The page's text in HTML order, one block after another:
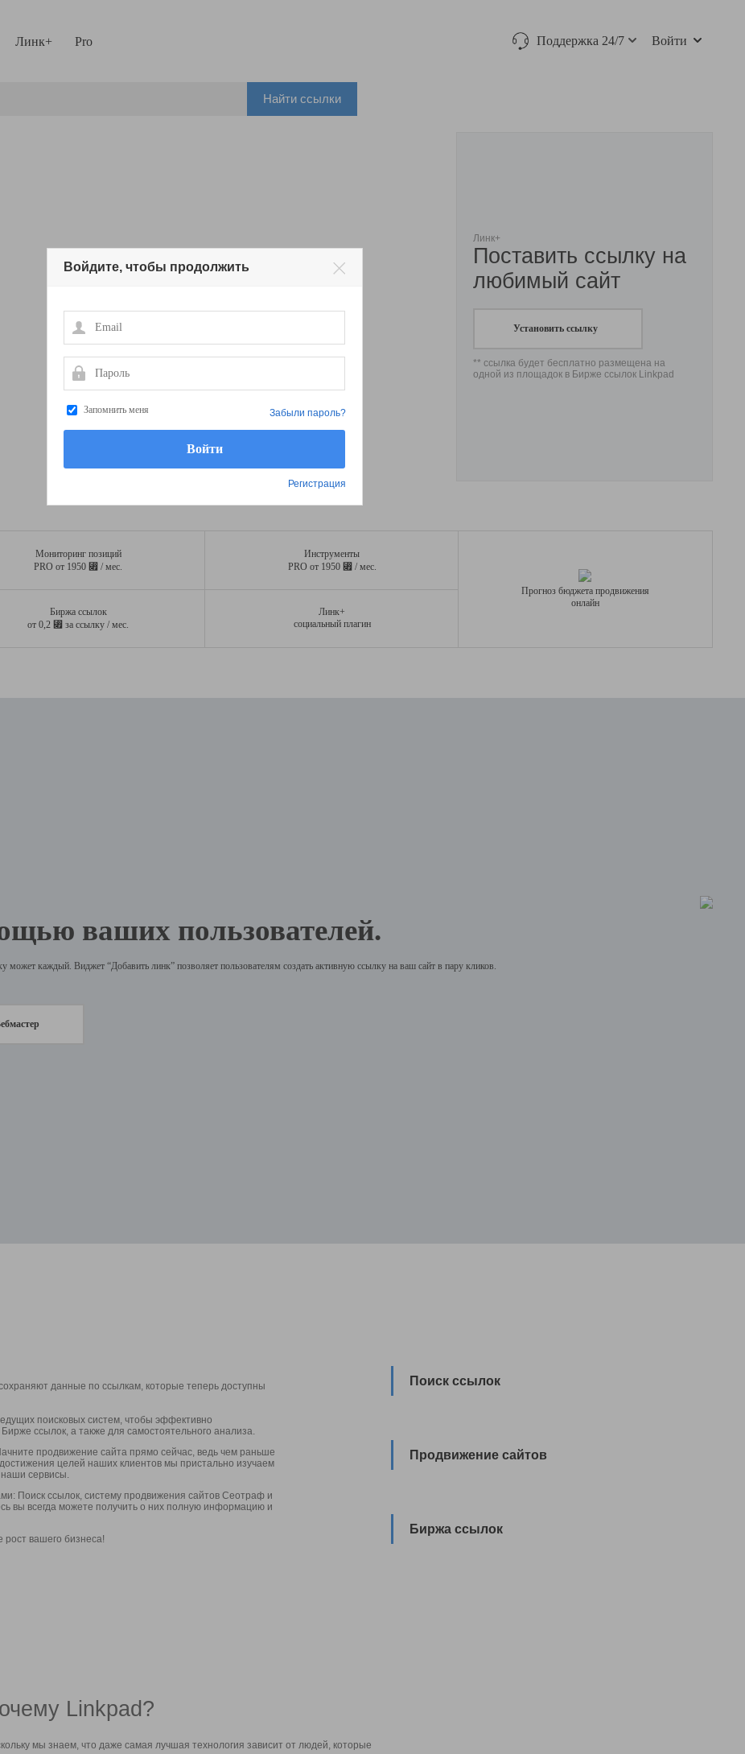
Линк+ Pro Поддержка 24/7 Войти
Найти ссылки
Линк+
Поставить ссылку на
любимый сайт
Установить ссылку
** ссылка будет бесплатно размещена на
одной из площадок в Бирже ссылок Linkpad
Мониторинг позиций
PRO от 1950 ⃏ / мес.
Инструменты
PRO от 1950 ⃏ / мес.
Биржа ссылок
от 0,2 ⃏ за ссылку / мес.
Линк+
социальный плагин
Прогноз бюджета продвижения
онлайн
ваших пользователей.
может каждый. Виджет “Добавить линк” позволяет пользователям создать активную ссылку на ваш сайт в пару кликов.
данные по ссылкам, которые теперь доступны
поисковых систем, чтобы эффективно
ссылок, а также для самостоятельного анализа.
продвижение сайта прямо сейчас, ведь чем раньше
целей наших клиентов мы пристально изучаем
сервисы.
Поиск ссылок, систему продвижения сайтов Сеотраф и
вы всегда можете получить о них полную информацию и
рост вашего бизнеса!
Поиск ссылок
Продвижение сайтов
Биржа ссылок
Linkpad?
мы знаем, что даже самая лучшая технология зависит от людей, которые
Войдите, чтобы продолжить
Email
Пароль
Запомнить меня
Регистрация
Забыли пароль?